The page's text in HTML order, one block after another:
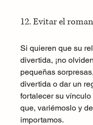
12. Evitar el
Si quieren que su
divertida, ¡no
pequeñas
divertida o dar un
fortalecer su
que, variémoslo y
importamos.